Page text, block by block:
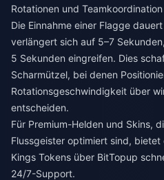
Rotationen und
Die Einnahme einer Flagge
verlängert sich auf 5–7
5 Sekunden eingreifen. Dies
Scharmützel, bei denen
Rotationsgeschwindigkeit über
entscheiden.
Für Premium-Helden und Skins,
Flussgeister optimiert sind, bietet
Kings Tokens über BitTopup
24/7-Support.